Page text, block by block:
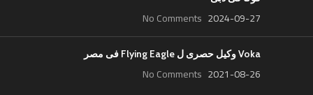
2024-09-27
No Comments
Voka وكيل حصرى ل Flying Eagle فى مصر
2021-08-26
No Comments